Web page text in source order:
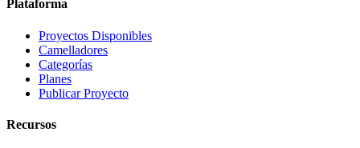
Plataforma
Proyectos Disponibles
Camelladores
Categorías
Planes
Publicar Proyecto
Recursos